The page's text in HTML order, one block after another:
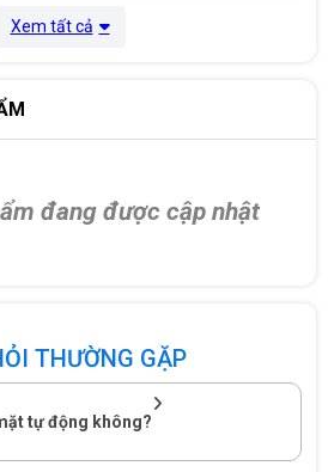
TN-B022 /Trống DR-B022
250 tờ. Khay nạp giấy thủ
1 tờ, Khay giấy ra ( với giấy
Xem tất cả
đang được cập nhật
THƯỜNG GẶP
tự động không?